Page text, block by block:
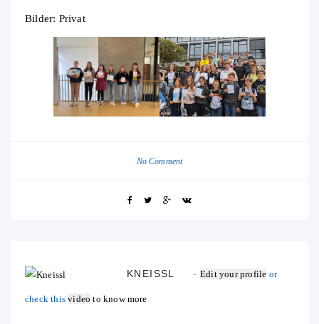
Bilder: Privat
No Comment
KNEISSL Edit your profile or
check thisvideo to know more